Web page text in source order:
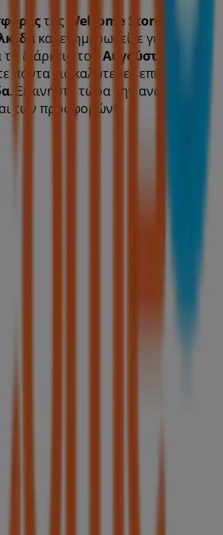
της Welcome Stores
και ενημερωθείτε για τις
διάρκεια του Αυγούστου 2026
πάντα τις καλύτερες επιλογές
. Ξεκινήστε τώρα την αναζήτηση
των προσφορών!